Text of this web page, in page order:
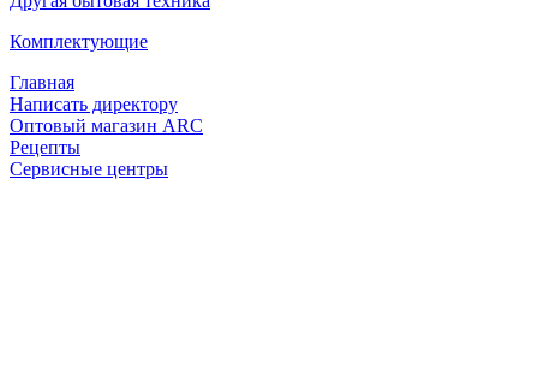
Комплектующие
Главная
Написать директору
Оптовый магазин ARC
Рецепты
Сервисные центры